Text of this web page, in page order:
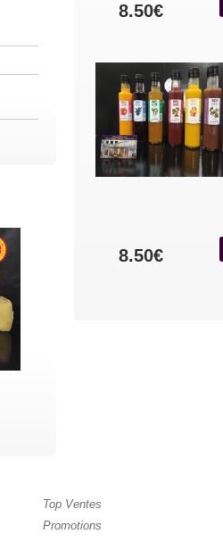
8.50€
8.50€
Top Ventes
Promotions